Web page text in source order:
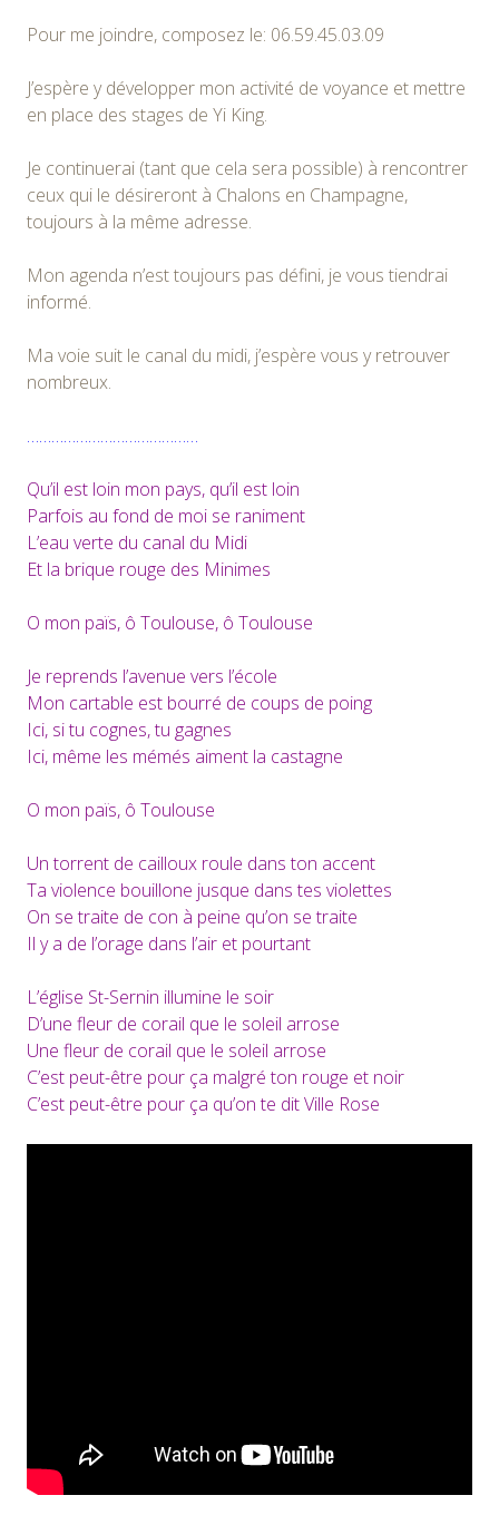
Pour me joindre, composez le: 06.59.45.03.09
J’espère y développer mon activité de voyance et mettre
en place des stages de Yi King.
Je continuerai (tant que cela sera possible) à rencontrer
ceux qui le désireront à Chalons en Champagne,
toujours à la même adresse.
Mon agenda n’est toujours pas défini, je vous tiendrai
informé.
Ma voie suit le canal du midi, j’espère vous y retrouver
nombreux.
……………………………………
Qu’il est loin mon pays, qu’il est loin
Parfois au fond de moi se raniment
L’eau verte du canal du Midi
Et la brique rouge des Minimes
O mon païs, ô Toulouse, ô Toulouse
Je reprends l’avenue vers l’école
Mon cartable est bourré de coups de poing
Ici, si tu cognes, tu gagnes
Ici, même les mémés aiment la castagne
O mon païs, ô Toulouse
Un torrent de cailloux roule dans ton accent
Ta violence bouillone jusque dans tes violettes
On se traite de con à peine qu’on se traite
Il y a de l’orage dans l’air et pourtant
L’église St-Sernin illumine le soir
D’une fleur de corail que le soleil arrose
Une fleur de corail que le soleil arrose
C’est peut-être pour ça malgré ton rouge et noir
C’est peut-être pour ça qu’on te dit Ville Rose